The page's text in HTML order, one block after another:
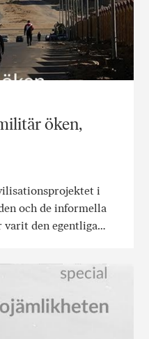
öken,
i
och de informella
varit den egentliga…